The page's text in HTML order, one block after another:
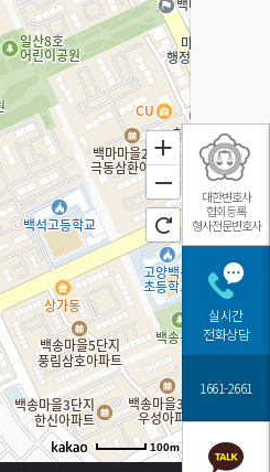
100m
대한변호사
협회등록
형사전문변호사
실시간
전화상담
1661-2661